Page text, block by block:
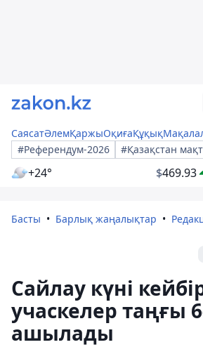
СаясатӘлемҚаржыОқиғаҚұқық
#Референдум-2026
#Қазақстан
+24° $469.93
Басты Барлық жаңалықтар
Сайлау күні
учаскелер таңғы
ашылады